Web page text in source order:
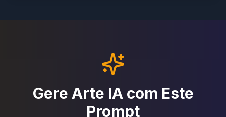
Gere Arte IA com Este
Prompt